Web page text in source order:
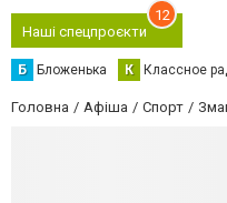
Наші спецпроєкти
12
Б Бложенька К Классное
Головна Афіша Спорт